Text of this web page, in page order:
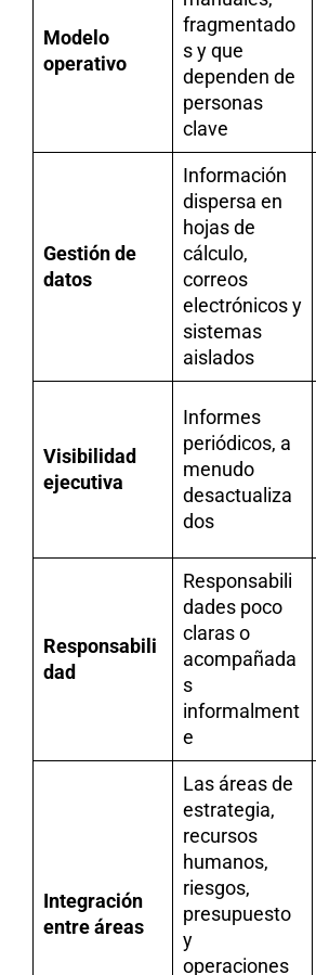
Modelo
operativo
fragmentado
s y que
dependen de
personas
clave
Gestión de
datos
Información
dispersa en
hojas de
cálculo,
correos
electrónicos y
sistemas
aislados
Visibilidad
ejecutiva
Informes
periódicos, a
menudo
desactualiza
dos
Responsabili
dad
Responsabili
dades poco
claras o
acompañada
s
informalment
e
Integración
entre áreas
Las áreas de
estrategia,
recursos
humanos,
riesgos,
presupuesto
y
operaciones